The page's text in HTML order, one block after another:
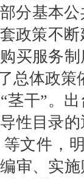
分基本
政策不
买服务
总体政策
干”。出
性目录
文件，
审、实